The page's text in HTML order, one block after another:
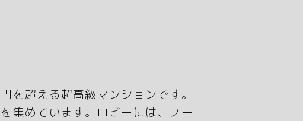
を超える超高級マンションです。
集めています。ロビーには、ノー